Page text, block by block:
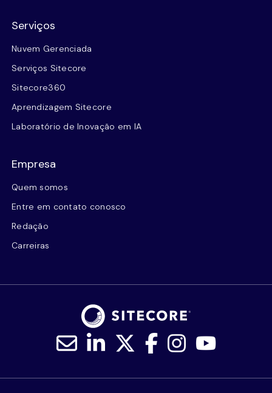
Serviços
Nuvem Gerenciada
Serviços Sitecore
Sitecore360
Aprendizagem Sitecore
Laboratório de Inovação em IA
Empresa
Quem somos
Entre em contato conosco
Redação
Carreiras